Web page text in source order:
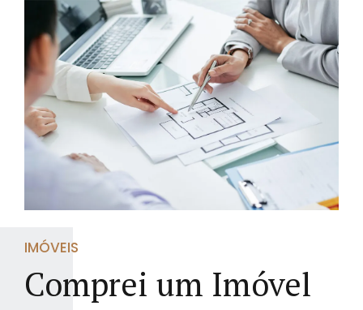
IMÓVEIS
Comprei um Imóvel